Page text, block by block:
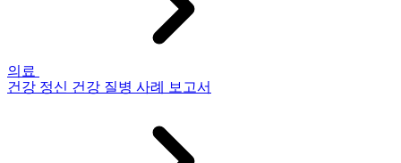
의료
건강 정신 건강 질병 사례 보고서